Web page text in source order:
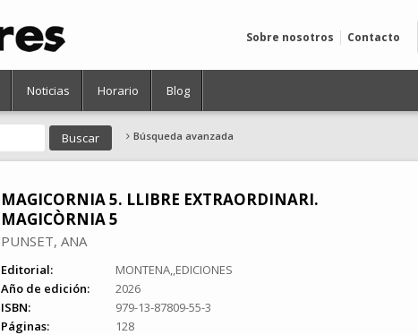
Sobre nosotros Contacto
Noticias Horario Blog
Búsqueda avanzada
MAGICORNIA 5. LLIBRE EXTRAORDINARI.
MAGICÒRNIA 5
PUNSET, ANA
Editorial:
MONTENA,,EDICIONES
Año de edición:
2026
ISBN:
979-13-87809-55-3
Páginas:
128